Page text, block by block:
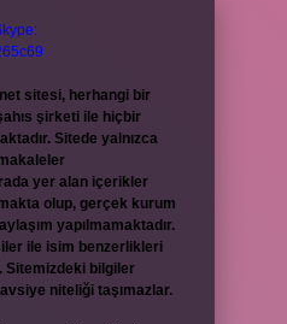
sitesi, herhangi bir
şirketi ile hiçbir
Sitede yalnızca
makaleler
yer alan içerikler
olup, gerçek kurum
yapılmamaktadır.
ile isim benzerlikleri
Sitemizdeki bilgiler
niteliği taşımazlar.